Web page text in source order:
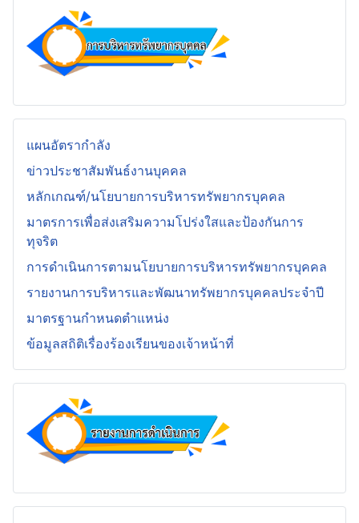
แผนอัตรากำลัง
ข่าวประชาสัมพันธ์งานบุคคล
หลักเกณฑ์/นโยบายการบริหารทรัพยากรบุคคล
มาตรการเพื่อส่งเสริมความโปร่งใสและป้องกันการ
ทุจริต
การดำเนินการตามนโยบายการบริหารทรัพยากรบุคคล
รายงานการบริหารและพัฒนาทรัพยากรบุคคลประจำปี
มาตรฐานกำหนดตำแหน่ง
ข้อมูลสถิติเรื่องร้องเรียนของเจ้าหน้าที่